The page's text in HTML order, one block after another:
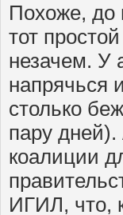
Похоже, до
тот
незачем. У
напрячься
столько
пару
коалиции
ИГИЛ, что,